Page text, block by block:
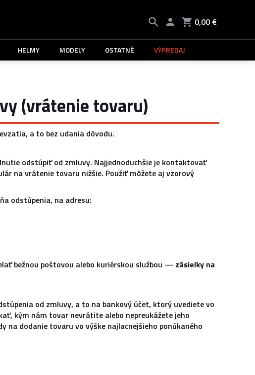
0,00 €
HELMY MODELY OSTATNÉ VÝPREDAJ
(vrátenie tovaru)
a to bez udania dôvodu.
odstúpiť od zmluvy. Najjednoduchšie je kontaktovať
na vrátenie tovaru nižšie. Použiť môžete aj vzorový
odstúpenia, na adresu:
bežnou poštovou alebo kuriérskou službou — zásielky na
od zmluvy, a to na bankový účet, ktorý uvediete vo
kým nám tovar nevrátite alebo nepreukážete jeho
na dodanie tovaru vo výške najlacnejšieho ponúkaného